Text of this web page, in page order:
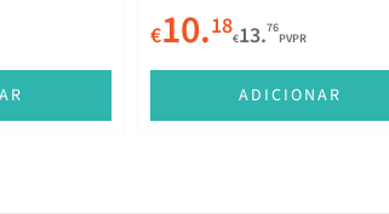
€10.18€13.76
PVPR
ADICIONAR